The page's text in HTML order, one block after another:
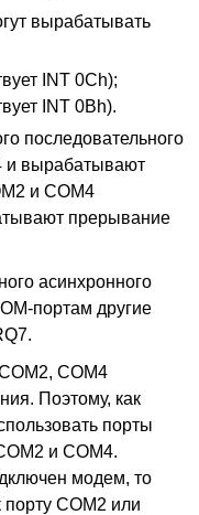
вырабатывать
INT 0Ch);
INT 0Bh).
последовательного
и вырабатывают
и COM4
прерывание
асинхронного
портам другие
COM4
Поэтому, как
порты
и COM4.
модем, то
COM2 или